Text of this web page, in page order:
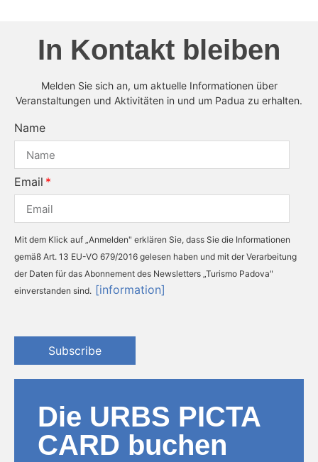
In Kontakt bleiben
Melden Sie sich an, um aktuelle Informationen über
Veranstaltungen und Aktivitäten in und um Padua zu erhalten.
Name
Email
Mit dem Klick auf „Anmelden" erklären Sie, dass Sie die Informationen
gemäß Art. 13 EU-VO 679/2016 gelesen haben und mit der Verarbeitung
der Daten für das Abonnement des Newsletters „Turismo Padova"
einverstanden sind. [information]
Subscribe
Die URBS PICTA
CARD buchen